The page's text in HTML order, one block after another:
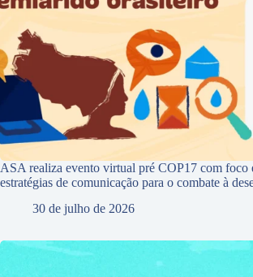
ASA realiza evento virtual pré COP17 com foco
estratégias de comunicação para o combate à
30 de julho de 2026